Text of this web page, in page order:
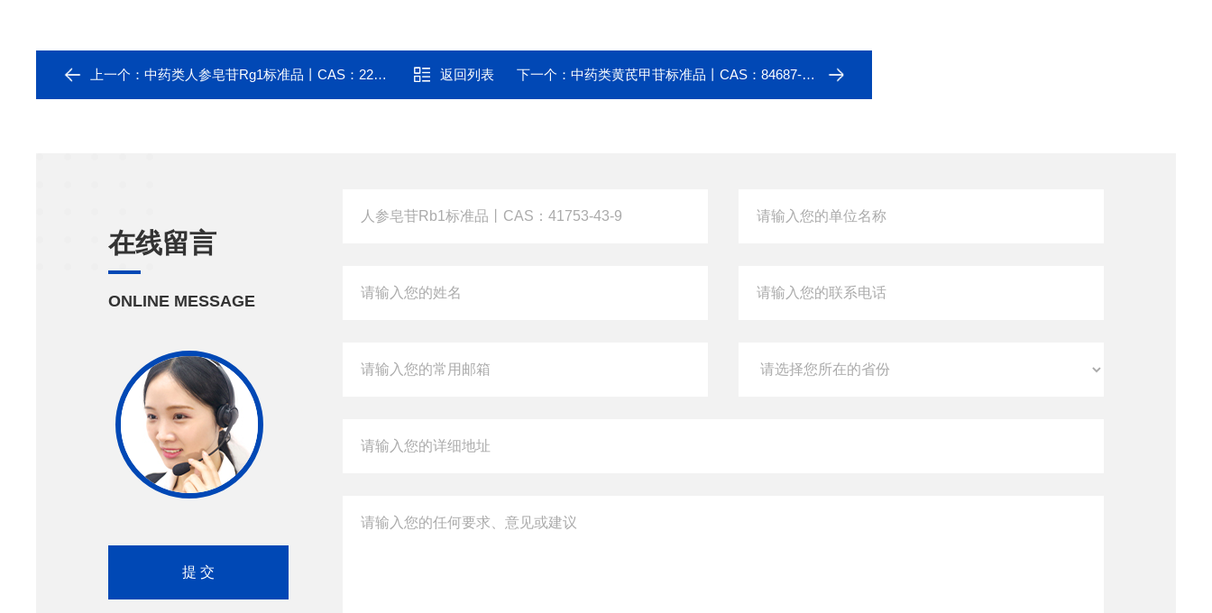
上一个： 中药类人参皂苷Rg1标准品丨CAS：22427-39-0 返回列表 下一个： 中药类黄芪甲苷标准品丨CAS：84687-43-4丨高纯度
在线留言
ONLINE MESSAGE